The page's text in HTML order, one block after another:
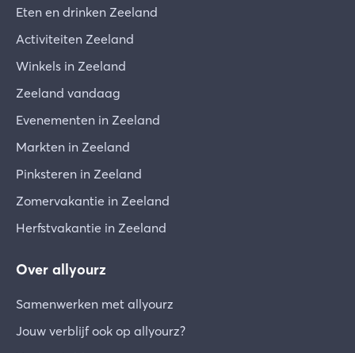
Eten en drinken Zeeland
Activiteiten Zeeland
Winkels in Zeeland
Zeeland vandaag
Evenementen in Zeeland
Markten in Zeeland
Pinksteren in Zeeland
Zomervakantie in Zeeland
Herfstvakantie in Zeeland
Over allyourz
Samenwerken met allyourz
Jouw verblijf ook op allyourz?